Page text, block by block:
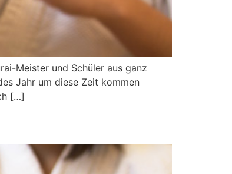
Meister und Schüler aus ganz
Jahr um diese Zeit kommen
[…]